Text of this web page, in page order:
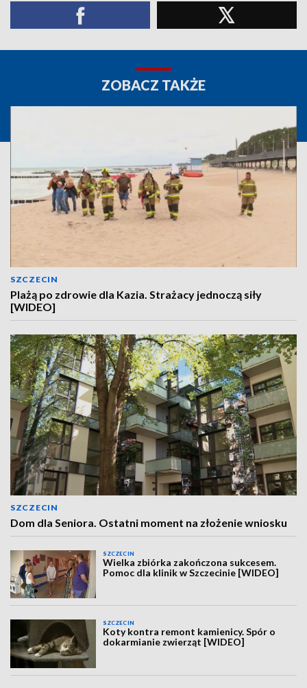
ZOBACZ TAKŻE
SZCZECIN
Plażą po zdrowie dla Kazia. Strażacy jednoczą siły
[WIDEO]
SZCZECIN
Dom dla Seniora. Ostatni moment na złożenie wniosku
SZCZECIN
Wielka zbiórka zakończona sukcesem.
Pomoc dla klinik w Szczecinie [WIDEO]
SZCZECIN
Koty kontra remont kamienicy. Spór o
dokarmianie zwierząt [WIDEO]